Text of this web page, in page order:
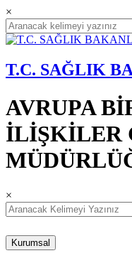
×
T.C. SAĞLIK
AVRUPA
İLİŞKİLER
×
Kurumsal